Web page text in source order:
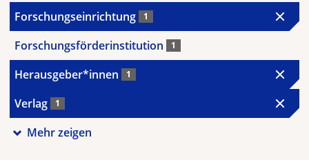
Forschungseinrichtung 1
Forschungsförderinstitution 1
Herausgeber*innen 1
Verlag 1
Mehr zeigen